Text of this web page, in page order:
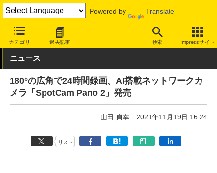
Powered by Translate
カテゴリ 過去記事 検索 Impressサイト
INTERNET Watch ハードウェア その他
ニュース
180°の広角で24時間録画、AI搭載ネットワークカ
メラ「SpotCam Pano 2」発売
山田 貞幸 2021年11月19日 16:24
リスト